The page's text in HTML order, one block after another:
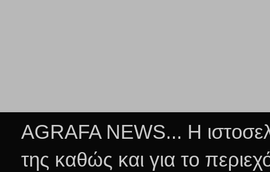
AGRAFA NEWS... Η
της καθώς και για το